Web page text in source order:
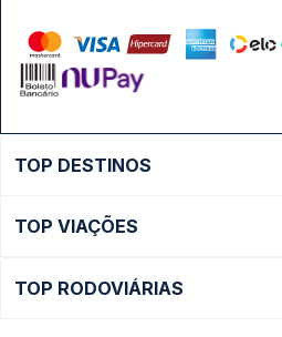
TOP DESTINOS
Ônibus São Paulo
TOP VIAÇÕES
TOP RODOVIÁRIAS